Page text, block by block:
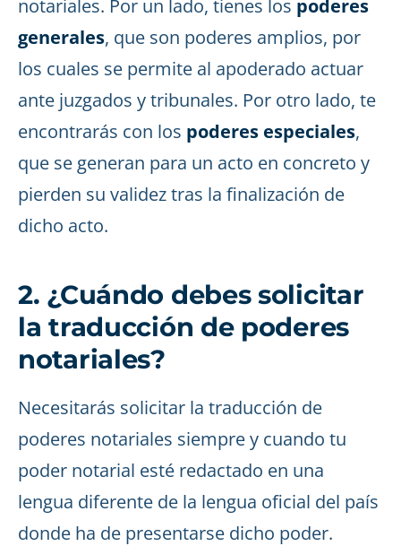
notariales. Por un lado, tienes los poderes
generales, que son poderes amplios, por
los cuales se permite al apoderado actuar
ante juzgados y tribunales. Por otro lado, te
encontrarás con los poderes especiales,
que se generan para un acto en concreto y
pierden su validez tras la finalización de
dicho acto.
2. ¿Cuándo debes solicitar
la traducción de poderes
notariales?
Necesitarás solicitar la traducción de
poderes notariales siempre y cuando tu
poder notarial esté redactado en una
lengua diferente de la lengua oficial del país
donde ha de presentarse dicho poder.